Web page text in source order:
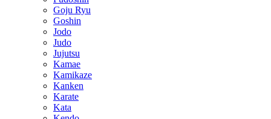
Goju Ryu
Goshin
Jodo
Judo
Jujutsu
Kamae
Kamikaze
Kanken
Karate
Kata